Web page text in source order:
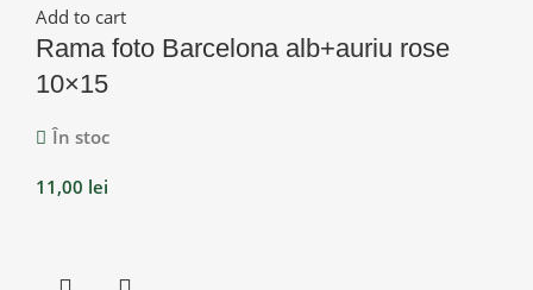
Add to cart
Rama foto Barcelona alb+auriu rose
10×15
În stoc
11,00 lei